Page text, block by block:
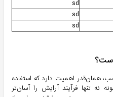
sd
sd
sd
همان‌قدر اهمیت دارد که استفاده
نه تنها فرآیند آرایش را آسان‌تر